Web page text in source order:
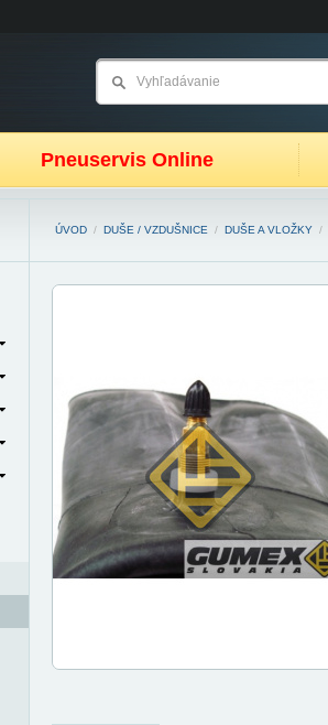
Pneuservis Online
ÚVOD / DUŠE / VZDUŠNICE / DUŠE A VLOŽKY /